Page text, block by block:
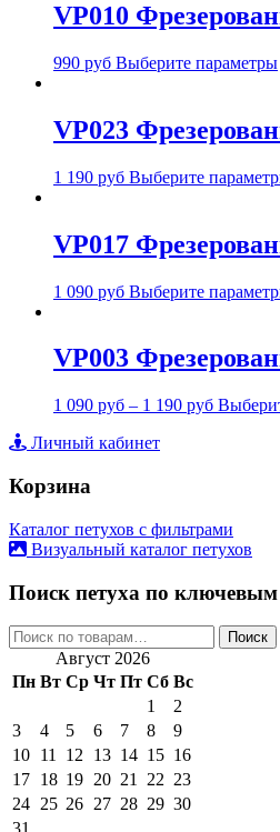
VP010
990 руб Выберите параметры
VP023
1 190 руб Выберите
VP017
1 090 руб Выберите
VP003
1 090 руб – 1 190 руб
Личный кабинет
Корзина
Каталог петухов с фильтрами
Визуальный каталог петухов
Поиск петуха по
Искать: Поиск
Август 2026
Пн Вт Ср Чт Пт Сб Вс
1
2
3
4 5 6 7 8
9
10 11 12 13 14 15 16
17 18 19 20 21 22 23
24 25 26 27 28 29 30